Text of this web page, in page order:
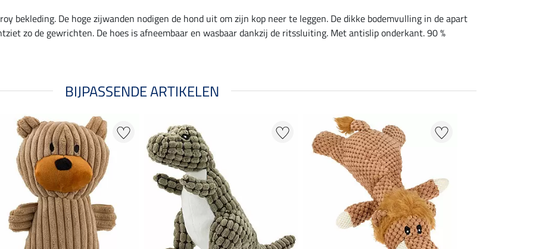
bekleding. De hoge zijwanden nodigen de hond uit om zijn kop neer te leggen. De dikke bodemvulling in de apart
zo de gewrichten. De hoes is afneembaar en wasbaar dankzij de ritssluiting. Met antislip onderkant. 90 %
BIJPASSENDE ARTIKELEN